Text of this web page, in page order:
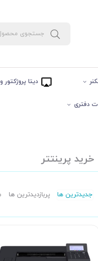
دیتا پروژکتور
دفتری
خرید پرینتتر
جدیدترین ها پربازدیدترین ها